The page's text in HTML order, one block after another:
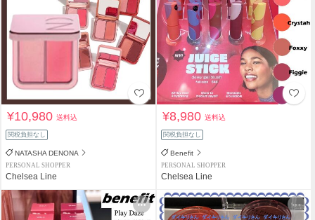
¥10,980送料込
関税負担なし
NATASHA DENONA
PERSONAL SHOPPER
Chelsea Line
¥8,980送料込
関税負担なし
Benefit
PERSONAL SHOPPER
Chelsea Line